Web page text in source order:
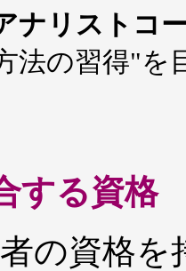
ナリストコ
法の習得"を
する資格
資格を